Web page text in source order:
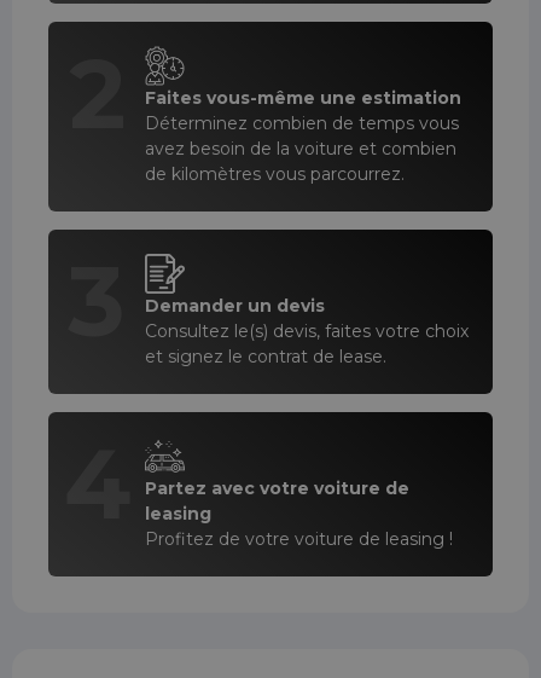
Faites vous-même une estimation
Déterminez combien de temps vous
avez besoin de la voiture et combien
de kilomètres vous parcourrez.
Demander un devis
Consultez le(s) devis, faites votre choix
et signez le contrat de lease.
Partez avec votre voiture de
leasing
Profitez de votre voiture de leasing !